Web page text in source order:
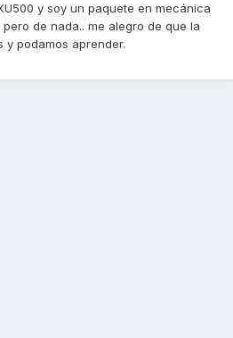
y soy un paquete en mecánica
de nada.. me alegro de que la
podamos aprender.